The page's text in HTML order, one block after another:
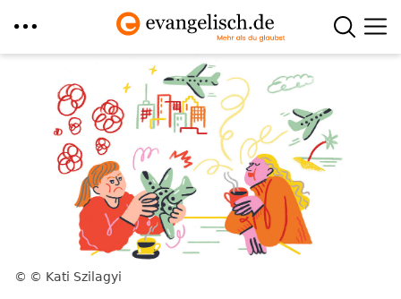
© Kati Szilagyi